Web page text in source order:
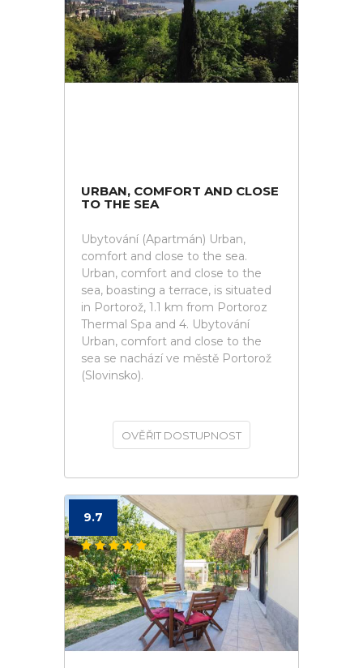
URBAN, COMFORT AND CLOSE
TO THE SEA
Ubytování (Apartmán) Urban,
comfort and close to the sea.
Urban, comfort and close to the
sea, boasting a terrace, is situated
in Portorož, 1.1 km from Portoroz
Thermal Spa and 4. Ubytování
Urban, comfort and close to the
sea se nachází ve městě Portorož
(Slovinsko).
OVĚŘIT DOSTUPNOST
9.7